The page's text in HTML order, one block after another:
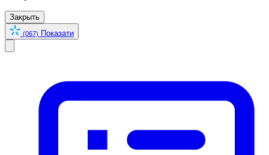
Закрыть
(067) Показати